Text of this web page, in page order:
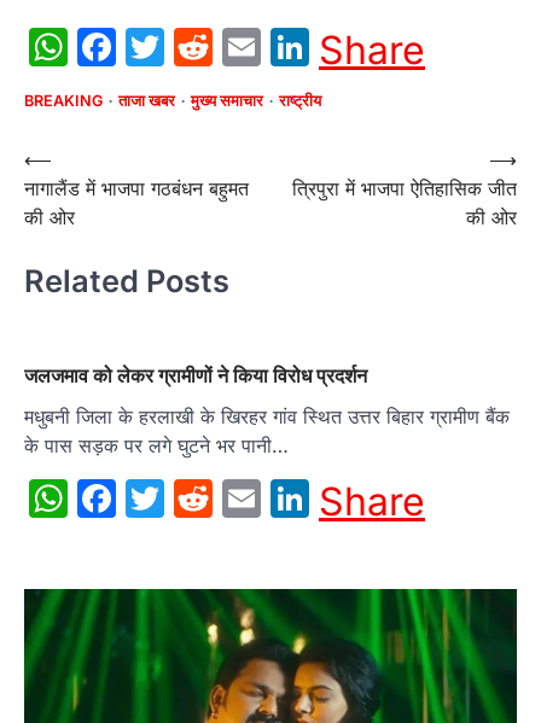
WhatsApp
Facebook
Twitter
Reddit
EmailLinkedIn
Share
BREAKING ताजा खबर मुख्य समाचार राष्ट्रीय
Post
navigation
⟵
नागालैंड में भाजपा गठबंधन बहुमत
की ओर
त्रिपुरा में भाजपा ऐतिहासिक जीत
की ओर
⟶
Related Posts
जलजमाव को लेकर ग्रामीणों ने किया विरोध प्रदर्शन
मधुबनी जिला के हरलाखी के खिरहर गांव स्थित उत्तर बिहार ग्रामीण बैंक
के पास सड़क पर लगे घुटने भर पानी…
WhatsApp
Facebook
Twitter
Reddit
EmailLinkedIn
Share